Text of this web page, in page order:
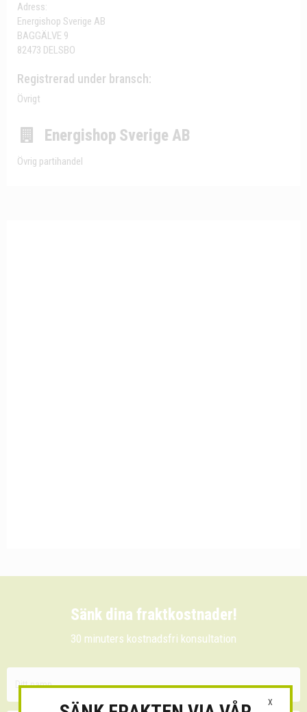
Adress:
Energishop Sverige AB
BAGGÄLVE 9
82473 DELSBO
Registrerad under bransch:
Övrigt
Energishop Sverige AB
Övrig partihandel
Sänk dina fraktkostnader!
30 minuters kostnadsfri konsultation
X